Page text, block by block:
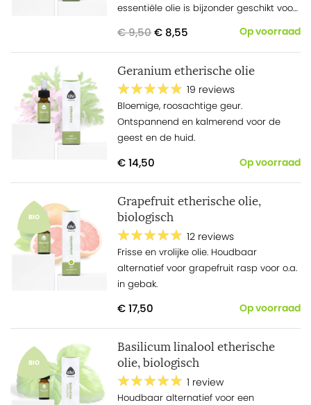
essentiële olie is bijzonder geschikt voor
€ 9,50€ 8,55 Op voorraad
Geranium etherische olie
19 reviews
Bloemige, roosachtige geur.
Ontspannend en kalmerend voor de
geest en de huid.
€ 14,50 Op voorraad
BIO
Grapefruit etherische olie,
biologisch
12 reviews
Frisse en vrolijke olie. Houdbaar
alternatief voor grapefruit rasp voor o.a.
in gebak.
€ 17,50 Op voorraad
BIO
Basilicum linalool etherische
olie, biologisch
1 review
Houdbaar alternatief voor een